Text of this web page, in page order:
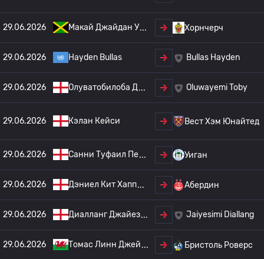
29.06.2026 Макай Джайдан У Хорнчерч
29.06.2026 Hayden Bullas Bullas Hayden
29.06.2026 Олуватобилоба Д Oluwayemi Toby
29.06.2026 Кэлан Кейси Вест Хэм Юнайтед
29.06.2026 Санни Туфаил Пе Уиган
29.06.2026 Дэниел Кит Хапп Абердин
29.06.2026 Диалланг Джайез Jaiyesimi Diallang
29.06.2026 Томас Линн Джей Бристоль Роверс